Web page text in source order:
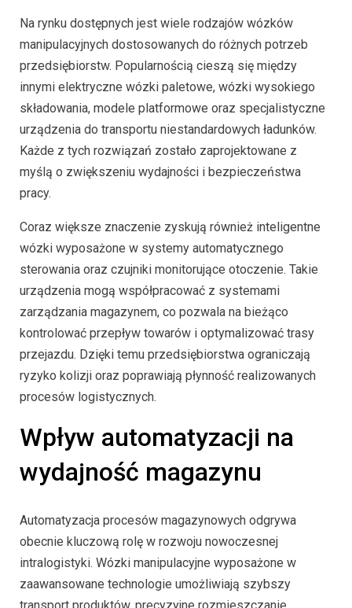
Na rynku dostępnych jest wiele rodzajów wózków
manipulacyjnych dostosowanych do różnych potrzeb
przedsiębiorstw. Popularnością cieszą się między
innymi elektryczne wózki paletowe, wózki wysokiego
składowania, modele platformowe oraz specjalistyczne
urządzenia do transportu niestandardowych ładunków.
Każde z tych rozwiązań zostało zaprojektowane z
myślą o zwiększeniu wydajności i bezpieczeństwa
pracy.
Coraz większe znaczenie zyskują również inteligentne
wózki wyposażone w systemy automatycznego
sterowania oraz czujniki monitorujące otoczenie. Takie
urządzenia mogą współpracować z systemami
zarządzania magazynem, co pozwala na bieżąco
kontrolować przepływ towarów i optymalizować trasy
przejazdu. Dzięki temu przedsiębiorstwa ograniczają
ryzyko kolizji oraz poprawiają płynność realizowanych
procesów logistycznych.
Wpływ automatyzacji na
wydajność magazynu
Automatyzacja procesów magazynowych odgrywa
obecnie kluczową rolę w rozwoju nowoczesnej
intralogistyki. Wózki manipulacyjne wyposażone w
zaawansowane technologie umożliwiają szybszy
transport produktów, precyzyjne rozmieszczanie